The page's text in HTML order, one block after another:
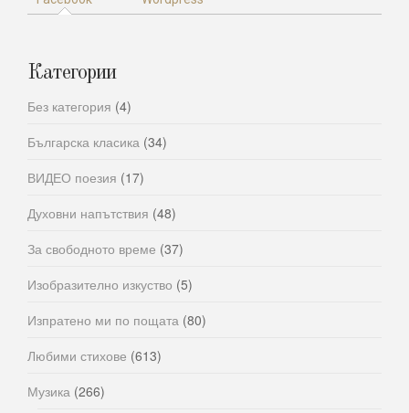
Категории
Без категория (4)
Българска класика (34)
ВИДЕО поезия (17)
Духовни напътствия (48)
За свободното време (37)
Изобразително изкуство (5)
Изпратено ми по пощата (80)
Любими стихове (613)
Музика (266)